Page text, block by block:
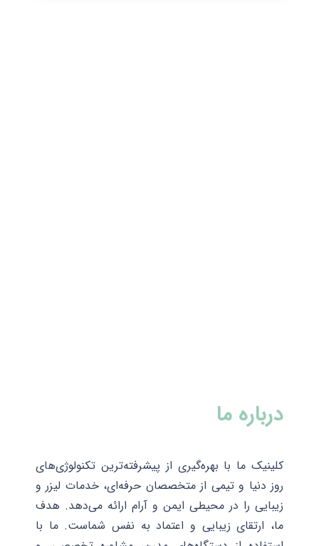
درباره ما
کلینیک ما با بهره‌گیری از پیشرفته‌ترین تکنولوژی‌های
روز دنیا و تیمی از متخصصان حرفه‌ای، خدمات لیزر و
زیبایی را در محیطی ایمن و آرام ارائه می‌دهد. هدف
ما، ارتقای زیبایی و اعتماد به نفس شماست. ما با